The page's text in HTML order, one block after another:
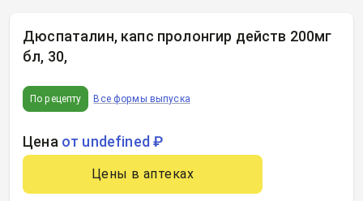
Дюспаталин, капс пролонгир действ 200мг
бл, 30,
По рецепту Все формы выпуска
Цена от undefined ₽
Цены в аптеках